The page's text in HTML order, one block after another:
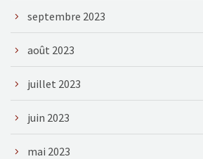
septembre 2023
août 2023
juillet 2023
juin 2023
mai 2023